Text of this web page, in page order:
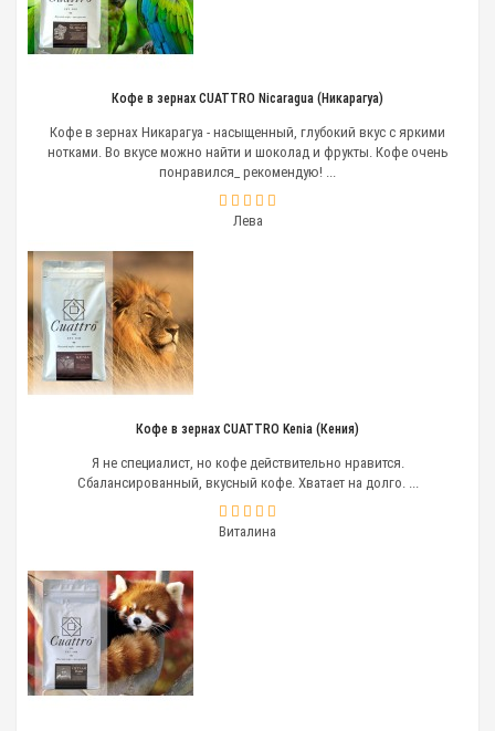
Кофе в зернах CUATTRO Nicaragua (Никарагуа)
Кофе в зернах Никарагуа - насыщенный, глубокий вкус с яркими
нотками. Во вкусе можно найти и шоколад и фрукты. Кофе очень
понравился_ рекомендую! ...
Лева
Кофе в зернах CUATTRO Kenia (Кения)
Я не специалист, но кофе действительно нравится.
Сбалансированный, вкусный кофе. Хватает на долго. ...
Виталина